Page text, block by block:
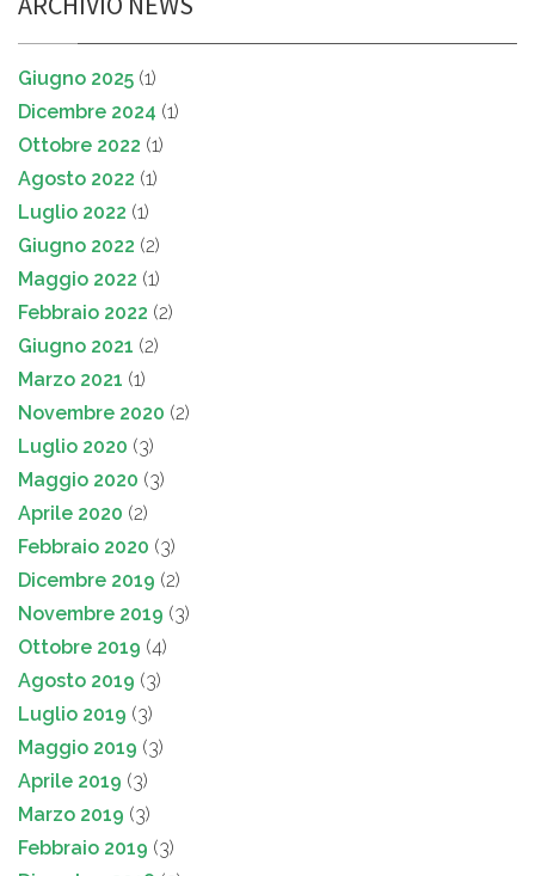
Giugno 2025 (1)
Dicembre 2024 (1)
Ottobre 2022 (1)
Agosto 2022 (1)
Luglio 2022 (1)
Giugno 2022 (2)
Maggio 2022 (1)
Febbraio 2022 (2)
Giugno 2021 (2)
Marzo 2021 (1)
Novembre 2020 (2)
Luglio 2020 (3)
Maggio 2020 (3)
Aprile 2020 (2)
Febbraio 2020 (3)
Dicembre 2019 (2)
Novembre 2019 (3)
Ottobre 2019 (4)
Agosto 2019 (3)
Luglio 2019 (3)
Maggio 2019 (3)
Aprile 2019 (3)
Marzo 2019 (3)
Febbraio 2019 (3)